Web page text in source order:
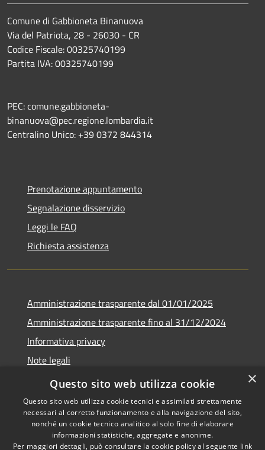
Comune di Gabbioneta Binanuova
Via del Patriota, 28 - 26030 - CR
Codice Fiscale: 00325740199
Partita IVA: 00325740199
PEC: comune.gabbioneta-
binanuova@pec.regione.lombardia.it
Centralino Unico: +39 0372 844314
Prenotazione appuntamento
Segnalazione disservizio
Leggi le FAQ
Richiesta assistenza
Amministrazione trasparente dal 01/01/2025
Amministrazione trasparente fino al 31/12/2024
Informativa privacy
Note legali
Dichiarazione di accessibilità
Copyright © 2026 • Comune di
×
Questo sito web utilizza cookie
Questo sito web utilizza cookie tecnici e assimilati strettamente
necessari al corretto funzionamento e alla navigazione del sito,
nonché un cookie tecnico analitico al solo fine di elaborare
informazioni statistiche, aggregate e anonime.
Per maggiori dettagli, può consultare la cookie policy al seguente link